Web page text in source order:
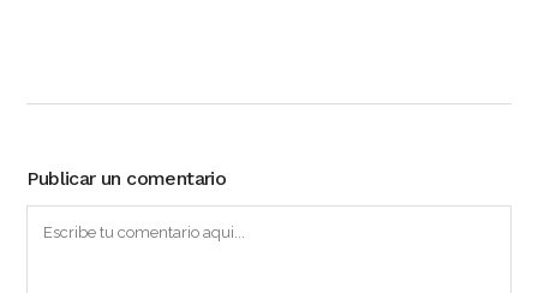
Publicar un comentario